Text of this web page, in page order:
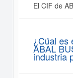
El CIF de
¿Cúal es
ABAL
industria